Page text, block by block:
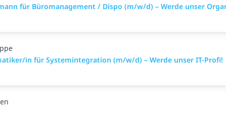
für Büromanagement / Dispo (m/w/d) – Werde unser
in für Systemintegration (m/w/d) – Werde unser IT-Profi!